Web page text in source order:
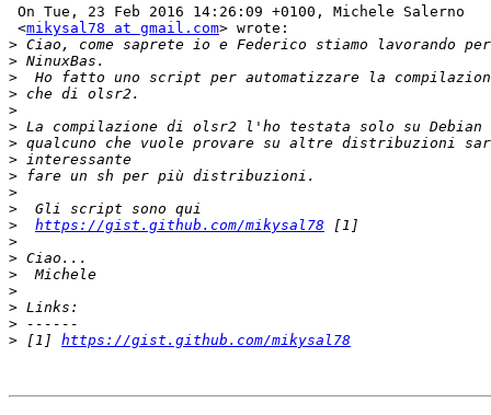
On Tue, 23 Feb 2016 14:26:09 +0100, Michele Salerno
<mikysal78 at gmail.com> wrote:
>
>
>
>
>
>
>
>
>
>
>
>
https://gist.github.com/mikysal78
>
>
>
>
>
>
> [1] https://gist.github.com/mikysal78